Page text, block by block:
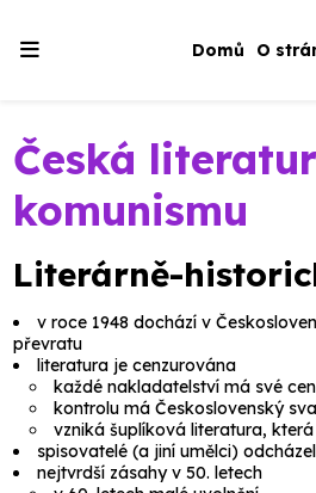
Domů O
Česká
komunismu
Literárně-
v roce 1948 dochází v
převratu
literatura je cenzurována
každé nakladatelství má své
kontrolu má Československý
vzniká šuplíková literatura,
spisovatelé (a jiní umělci)
nejtvrdší zásahy v 50. letech